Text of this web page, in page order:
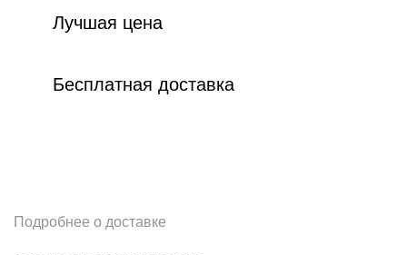
Лучшая цена
Бесплатная доставка
Подробнее о доставке